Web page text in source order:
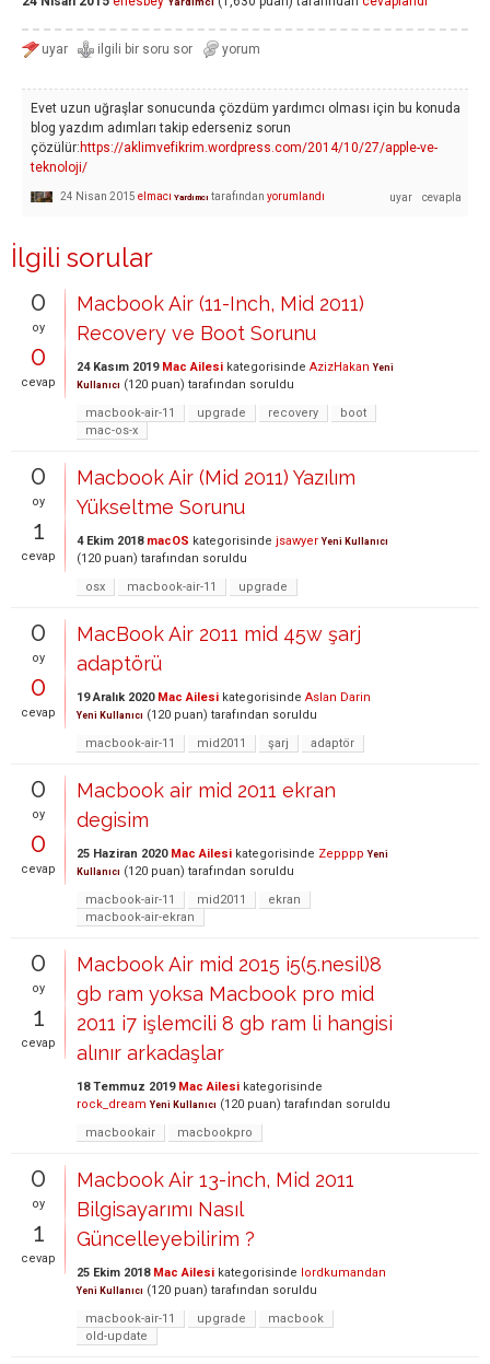
Evet uzun uğraşlar sonucunda çözdüm yardımcı olması için bu konuda
blog yazdım adımları takip ederseniz sorun
çözülür: https://aklimvefikrim.wordpress.com/2014/10/27/apple-ve-
teknoloji/
24 Nisan 2015 elmacı Yardımcı tarafından yorumlandı
İlgili sorular
0
oy
0
cevap
Macbook Air (11-Inch, Mid 2011)
Recovery ve Boot Sorunu
24 Kasım 2019 Mac Ailesi kategorisinde AzizHakan Yeni
Kullanıcı (120 puan) tarafından soruldu
macbook-air-11
upgrade recovery
boot
mac-os-x
0
oy
1
cevap
Macbook Air (Mid 2011) Yazılım
Yükseltme Sorunu
4 Ekim 2018 macOS kategorisinde jsawyer Yeni Kullanıcı
(120 puan) tarafından soruldu
osx
macbook-air-11 upgrade
0
oy
0
cevap
MacBook Air 2011 mid 45w şarj
adaptörü
19 Aralık 2020 Mac Ailesi kategorisinde Aslan Darin
Yeni Kullanıcı (120 puan) tarafından soruldu
macbook-air-11
mid2011 şarj adaptör
0
oy
0
cevap
Macbook air mid 2011 ekran
degisim
25 Haziran 2020 Mac Ailesi kategorisinde Zepppp Yeni
Kullanıcı (120 puan) tarafından soruldu
macbook-air-11
mid2011
ekran
macbook-air-ekran
0
oy
1
cevap
Macbook Air mid 2015 i5(5.nesil)8
gb ram yoksa Macbook pro mid
2011 i7 işlemcili 8 gb ram li hangisi
alınır arkadaşlar
18 Temmuz 2019 Mac Ailesi kategorisinde
rock_dream Yeni Kullanıcı (120 puan) tarafından soruldu
macbookair
macbookpro
0
oy
1
cevap
Macbook Air 13-inch, Mid 2011
Bilgisayarımı Nasıl
Güncelleyebilirim ?
25 Ekim 2018 Mac Ailesi kategorisinde lordkumandan
Yeni Kullanıcı (120 puan) tarafından soruldu
macbook-air-11
upgrade
macbook
old-update